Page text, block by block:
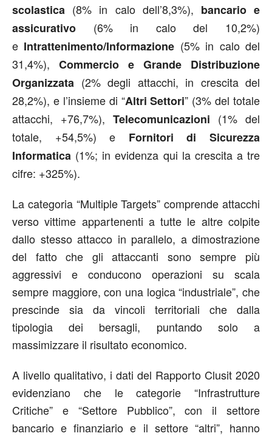
scolastica (8% in calo dell’8,3%), bancario e
assicurativo (6% in calo del 10,2%)
e Intrattenimento/Informazione (5% in calo del
31,4%), Commercio e Grande Distribuzione
Organizzata (2% degli attacchi, in crescita del
28,2%), e l’insieme di “Altri Settori” (3% del totale
attacchi, +76,7%), Telecomunicazioni (1% del
totale, +54,5%) e Fornitori di Sicurezza
Informatica (1%; in evidenza qui la crescita a tre
cifre: +325%).
La categoria “Multiple Targets” comprende attacchi
verso vittime appartenenti a tutte le altre colpite
dallo stesso attacco in parallelo, a dimostrazione
del fatto che gli attaccanti sono sempre più
aggressivi e conducono operazioni su scala
sempre maggiore, con una logica “industriale”, che
prescinde sia da vincoli territoriali che dalla
tipologia dei bersagli, puntando solo a
massimizzare il risultato economico.
A livello qualitativo, i dati del Rapporto Clusit 2020
evidenziano che le categorie “Infrastrutture
Critiche” e “Settore Pubblico”, con il settore
bancario e finanziario e il settore “altri”, hanno